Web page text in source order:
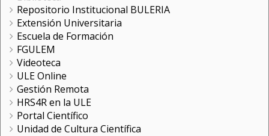
Repositorio Institucional BULERIA
Extensión Universitaria
Escuela de Formación
FGULEM
Videoteca
ULE Online
Gestión Remota
HRS4R en la ULE
Portal Científico
Unidad de Cultura Científica